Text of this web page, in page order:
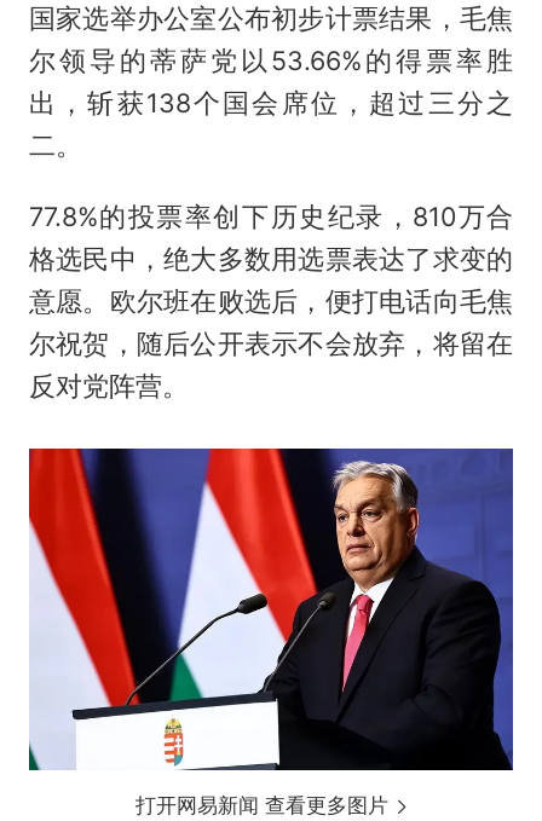
国家选举办公室公布初步计票结果，毛焦
尔领导的蒂萨党以53.66%的得票率胜
出，斩获138个国会席位，超过三分之
二。
77.8%的投票率创下历史纪录，810万合
格选民中，绝大多数用选票表达了求变的
意愿。欧尔班在败选后，便打电话向毛焦
尔祝贺，随后公开表示不会放弃，将留在
反对党阵营。
打开网易新闻 查看更多图片